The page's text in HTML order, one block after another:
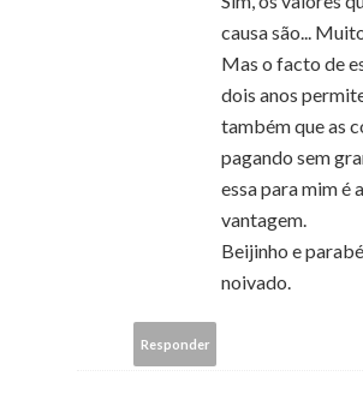
causa são...
Mas o facto de
dois anos
também que as
pagando sem
essa para mim é
vantagem.
Beijinho e
noivado.
Responder